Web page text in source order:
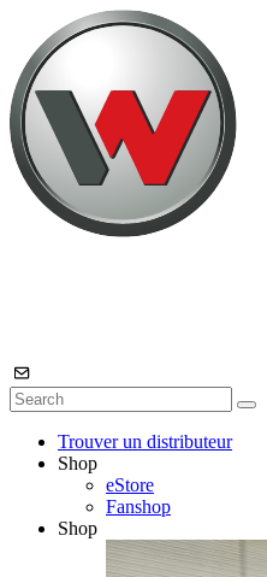
Trouver un distributeur
Shop
eStore
Fanshop
Shop